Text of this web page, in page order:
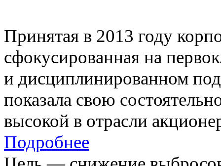
Принятая в 2013 году
сфокусированная на
и дисциплинированном
показала свою
высокой в отрасли
Подробнее